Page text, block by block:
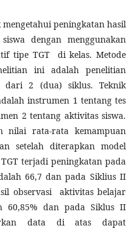
peningkatan hasil
dengan menggunakan
tipe TGT di kelas. Metode
ini adalah penelitian
2 (dua) siklus. Teknik
instrumen 1 tentang tes
2 tentang aktivitas siswa.
nilai rata-rata kemampuan
setelah diterapkan model
terjadi peningkatan pada
66,7 dan pada Siklius II
observasi aktivitas belajar
dan pada Siklus II
data di atas dapat